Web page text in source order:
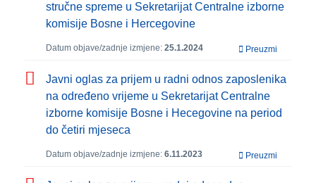
stručne spreme u Sekretarijat Centralne izborne
komisije Bosne i Hercegovine
Datum objave/zadnje izmjene: 25.1.2024 Preuzmi
Javni oglas za prijem u radni odnos zaposlenika
na određeno vrijeme u Sekretarijat Centralne
izborne komisije Bosne i Hecegovine na period
do četiri mjeseca
Datum objave/zadnje izmjene: 6.11.2023 Preuzmi